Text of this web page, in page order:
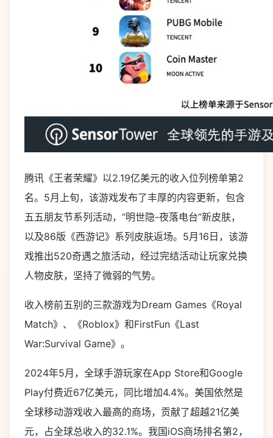
腾讯《王者荣耀》以2.19亿美元的收入位列榜单第2
名。5月上旬，该游戏发布了丰厚的内容更新，包含
五五朋友节系列活动，“明世隐-夜落电台”新皮肤，
以及86版《西游记》系列皮肤返场。5月16日，该游
戏推出520奇遇之旅活动，经过完结活动让玩家兑换
人物皮肤，坚持了微弱的气势。
收入榜前五别的三款游戏为Dream Games《Royal
Match》、《Roblox》和FirstFun《Last
War:Survival Game》。
2024年5月，全球手游玩家在App Store和Google
Play付费近67亿美元，同比增加4.4%。美国依然是
全球移动游戏收入最高的商场，贡献了超越21亿美
元，占全球总收入的32.1%。我国iOS商场排名第2，